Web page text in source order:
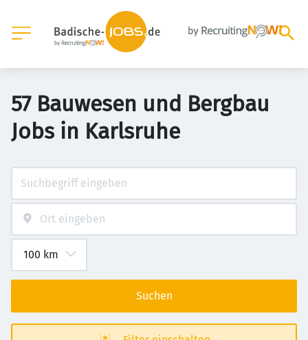
57 Bauwesen und Bergbau
Jobs in Karlsruhe
Suchen